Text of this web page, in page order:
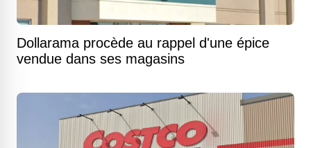
Dollarama procède au rappel d'une épice
vendue dans ses magasins